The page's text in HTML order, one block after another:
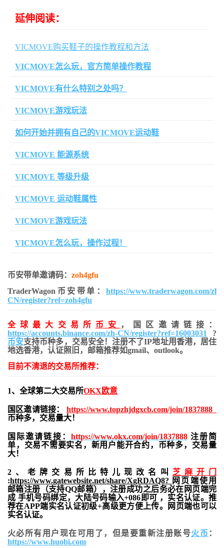
延伸阅读：
VICMOVE购买鞋子的操作教程和方法
VICMOVE怎么玩，官方简单操作教程
VICMOVE有什么特别之处吗？
VICMOVE游戏玩法
如何开始并拥有自己的VICMOVE运动鞋
VICMOVE 能源系统
VICMOVE 等级升级
VICMOVE 运动鞋属性
VICMOVE游戏玩法
VICMOVE怎么玩，操作过程！
币安带单邀请码： zoh4gfu
TraderWagon币安带单： https://www.traderwagon.com/zh-
CN/register?ref=zoh4gfu
全球最大交易所 币安
，国区邀请链接：
https://accounts.binance.com/zh-CN/register?ref=16003031
?
币安支持币种多，交易安全！注册不了IP地址用香港，居住
地选香港，认证照旧， 邮箱推荐如gmail、outlook。
目前不清退的交易所推荐：
1、全球第二大交易所OKX欧意
国区邀请链接： https://www.topzhjdgxcb.com/join/1837888
币种多，交易量大！
国际邀请链接： https://www.okx.com/join/1837888注册简
单，交易不需要实名，新用户能开合约， 币种多，交易量
大！
2、老牌交易所比特儿现改名叫 芝麻开门
:https://www.gatewebsite.net/share/XgRDAQ8? 网页端使用
邮箱注册（支持QQ邮箱），注册成功之后务必在网页端完
成 手机号码绑定，大陆号码输入+086即可 ，实名认证。推
荐在APP端实名认证初级+高级更方便上传。网页端也可以
实名认证。
火必所有用户现在可用了，但是要重新注册账号火币 ：
https://www.huobi.com